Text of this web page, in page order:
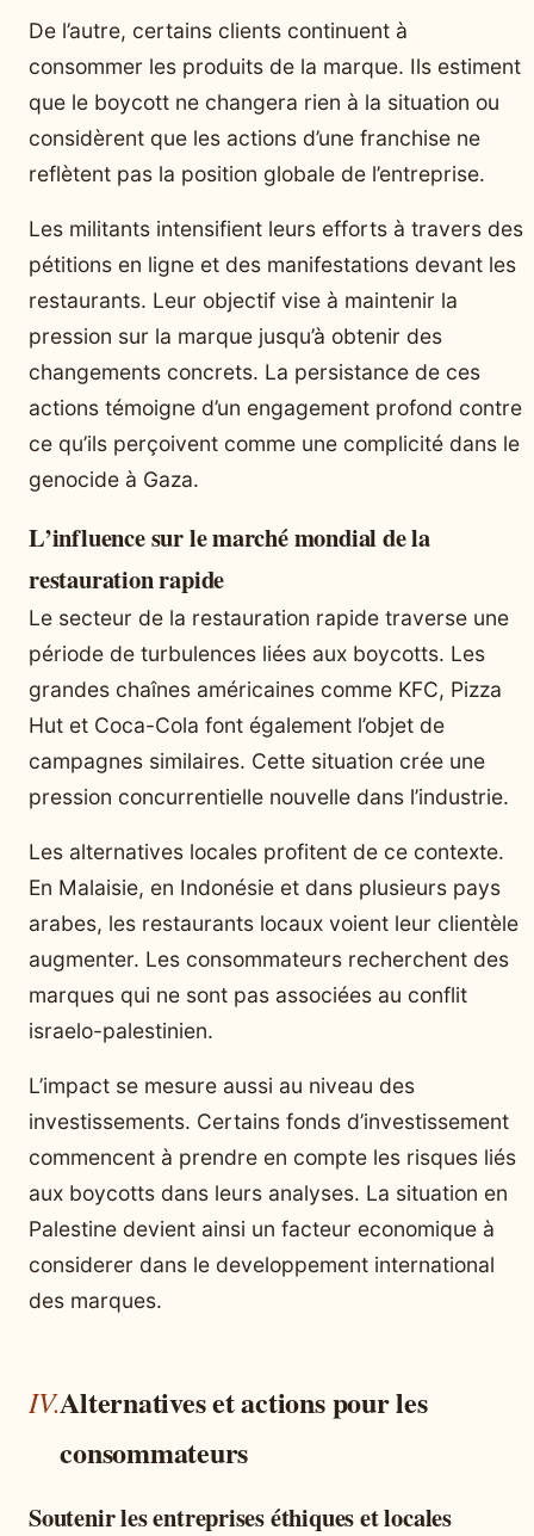
De l’autre, certains clients continuent à
consommer les produits de la marque. Ils estiment
que le boycott ne changera rien à la situation ou
considèrent que les actions d’une franchise ne
reflètent pas la position globale de l’entreprise.
Les militants intensifient leurs efforts à travers des
pétitions en ligne et des manifestations devant les
restaurants. Leur objectif vise à maintenir la
pression sur la marque jusqu’à obtenir des
changements concrets. La persistance de ces
actions témoigne d’un engagement profond contre
ce qu’ils perçoivent comme une complicité dans le
genocide à Gaza.
L’influence sur le marché mondial de la
restauration rapide
Le secteur de la restauration rapide traverse une
période de turbulences liées aux boycotts. Les
grandes chaînes américaines comme KFC, Pizza
Hut et Coca-Cola font également l’objet de
campagnes similaires. Cette situation crée une
pression concurrentielle nouvelle dans l’industrie.
Les alternatives locales profitent de ce contexte.
En Malaisie, en Indonésie et dans plusieurs pays
arabes, les restaurants locaux voient leur clientèle
augmenter. Les consommateurs recherchent des
marques qui ne sont pas associées au conflit
israelo-palestinien.
L’impact se mesure aussi au niveau des
investissements. Certains fonds d’investissement
commencent à prendre en compte les risques liés
aux boycotts dans leurs analyses. La situation en
Palestine devient ainsi un facteur economique à
considerer dans le developpement international
des marques.
Alternatives et actions pour les
consommateurs
Soutenir les entreprises éthiques et locales